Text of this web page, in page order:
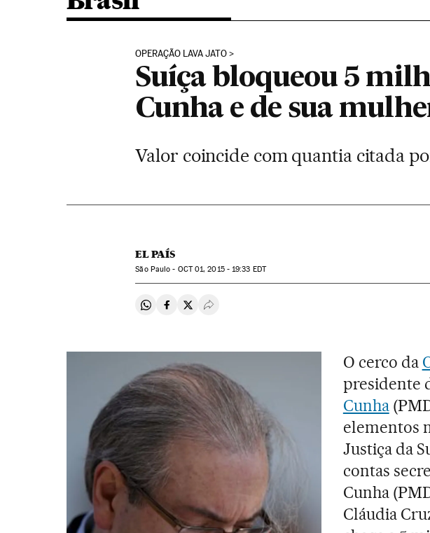
OPERAÇÃO LAVA JATO
Suíça bloqueou 5
Cunha e de sua
Valor coincide com quantia citada
EL PAÍS
São Paulo - OCT01, 2015 - 19:33 EDT
Compartir en Whatsapp
Compartir en Facebook
Compartir en Twitter
Desplegar Redes Sociales
O cerco da
presidente
Cunha
elementos
Justiça da
contas
Cunha
Cláudia